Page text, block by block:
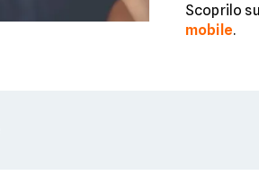
Scoprilo
mobile.